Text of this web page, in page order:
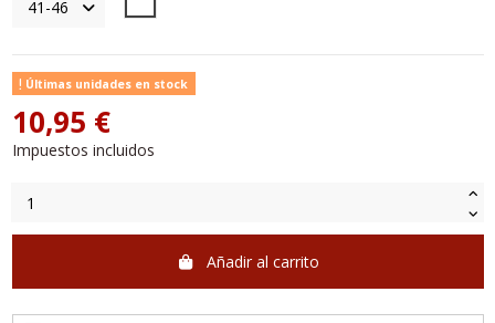
Últimas unidades en stock
10,95 €
Impuestos incluidos
Añadir al carrito